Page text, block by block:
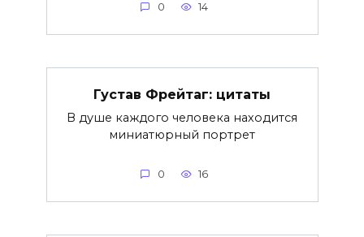
0 14
Густав Фрейтаг: цитаты
В душе каждого человека находится
миниатюрный портрет
0 16